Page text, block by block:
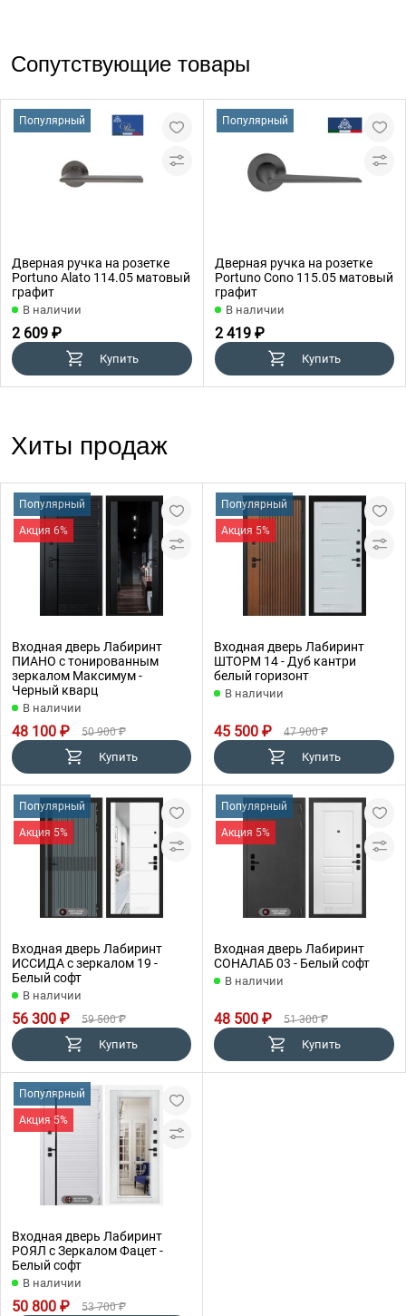
Сопутствующие товары
Популярный
Дверная ручка на розетке
Portuno Alato 114.05 матовый
графит
В наличии
2 609 ₽
Купить
Популярный
Дверная ручка на розетке
Portuno Cono 115.05 матовый
графит
В наличии
2 419 ₽
Купить
Хиты продаж
Популярный
Акция 6%
Входная дверь Лабиринт
ПИАНО с тонированным
зеркалом Максимум -
Черный кварц
В наличии
48 100 ₽ 50 900 ₽
Купить
Популярный
Акция 5%
Входная дверь Лабиринт
ШТОРМ 14 - Дуб кантри
белый горизонт
В наличии
45 500 ₽ 47 900 ₽
Купить
Популярный
Акция 5%
Входная дверь Лабиринт
ИССИДА с зеркалом 19 -
Белый софт
В наличии
56 300 ₽ 59 500 ₽
Купить
Популярный
Акция 5%
Входная дверь Лабиринт
СОНАЛАБ 03 - Белый софт
В наличии
48 500 ₽ 51 300 ₽
Купить
Популярный
Акция 5%
Входная дверь Лабиринт
РОЯЛ с Зеркалом Фацет -
Белый софт
В наличии
50 800 ₽ 53 700 ₽